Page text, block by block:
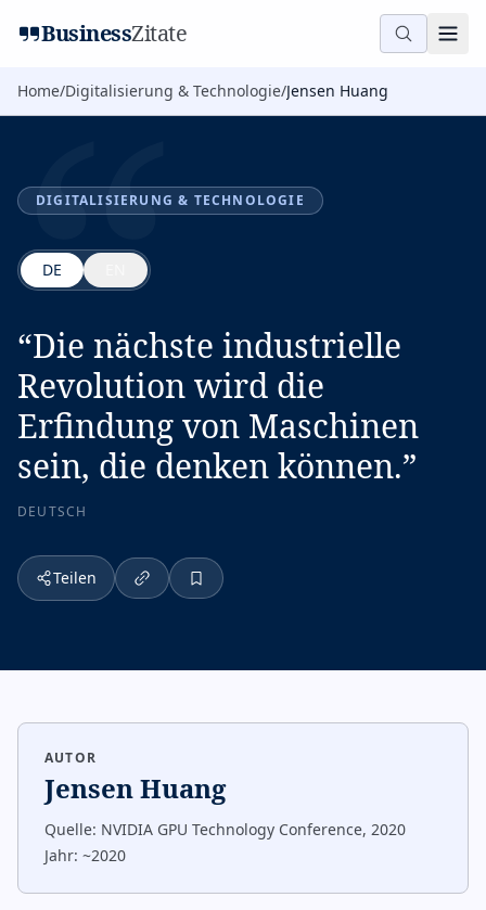
BusinessZitate
Home/Digitalisierung & Technologie/Jensen Huang
“
DIGITALISIERUNG & TECHNOLOGIE
DE
“Die nächste industrielle
Revolution wird die
Erfindung von Maschinen
sein, die denken können.”
DEUTSCH
Teilen
AUTOR
Jensen Huang
Quelle: NVIDIA GPU Technology Conference, 2020
Jahr: ~2020